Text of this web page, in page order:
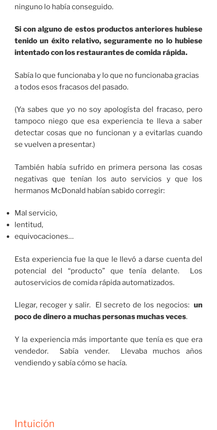
ninguno lo había conseguido.
Si con alguno de estos productos anteriores hubiese
tenido un éxito relativo, seguramente no lo hubiese
intentado con los restaurantes de comida rápida.
Sabía lo que funcionaba y lo que no funcionaba gracias
a todos esos fracasos del pasado.
(Ya sabes que yo no soy apologísta del fracaso, pero
tampoco niego que esa experiencia te lleva a saber
detectar cosas que no funcionan y a evitarlas cuando
se vuelven a presentar.)
También había sufrido en primera persona las cosas
negativas que tenían los auto servicios y que los
hermanos McDonald habían sabido corregir:
Mal servicio,
lentitud,
equivocaciones…
Esta experiencia fue la que le llevó a darse cuenta del
potencial del “producto” que tenía delante. Los
autoservicios de comida rápida automatizados.
Llegar, recoger y salir. El secreto de los negocios: un
poco de dinero a muchas personas muchas veces.
Y la experiencia más importante que tenía es que era
vendedor. Sabía vender. Llevaba muchos años
vendiendo y sabía cómo se hacía.
Intuición